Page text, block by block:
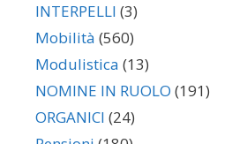
INTERPELLI (3)
Mobilità (560)
Modulistica (13)
NOMINE IN RUOLO (191)
ORGANICI (24)